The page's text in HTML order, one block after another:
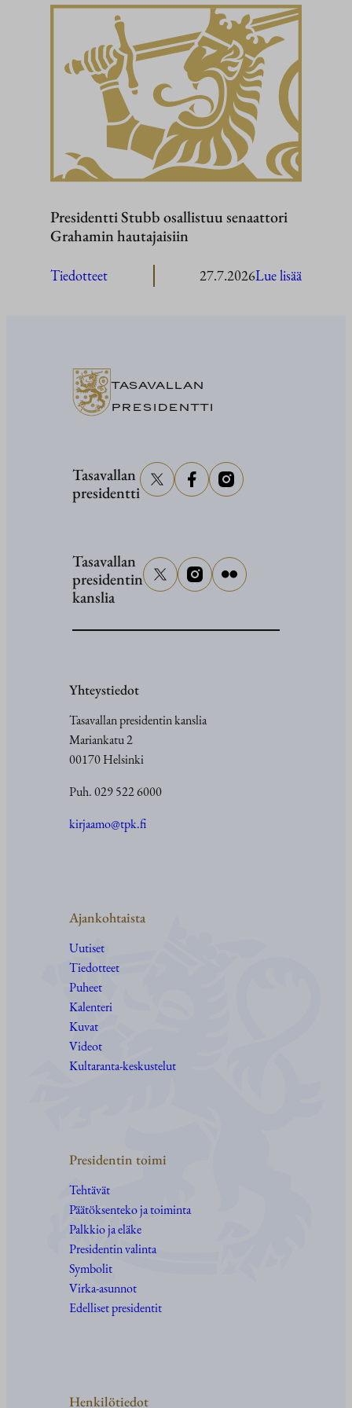
Presidentti Stubb osallistuu senaattori
Grahamin hautajaisiin
Tiedotteet 27.7.2026Lue lisää
TASAVALLAN
PRESIDENTTI
Tasavallan
presidentti
Tasavallan
presidentin
kanslia
Yhteystiedot
Tasavallan presidentin kanslia
Mariankatu 2
00170 Helsinki
Puh. 029 522 6000
kirjaamo@tpk.fi
Ajankohtaista
Uutiset
Tiedotteet
Puheet
Kalenteri
Kuvat
Videot
Kultaranta-keskustelut
Presidentin toimi
Tehtävät
Päätöksenteko ja toiminta
Palkkio ja eläke
Presidentin valinta
Symbolit
Virka-asunnot
Edelliset presidentit
Henkilötiedot